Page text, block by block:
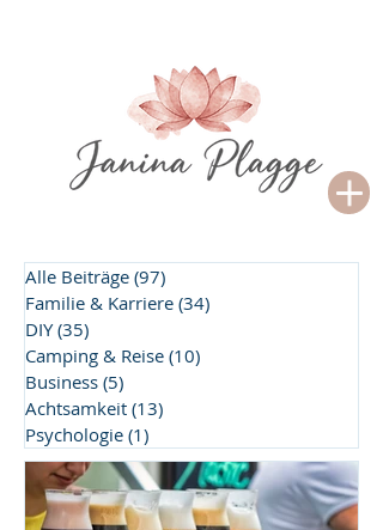
Alle Beiträge (97)
Familie & Karriere (34)
DIY (35)
Camping & Reise (10)
Business (5)
Achtsamkeit (13)
Psychologie (1)